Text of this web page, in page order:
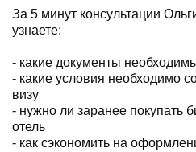
За 5 минут консультации
узнаете:
- какие документы
- какие условия необходимо
визу
- нужно ли заранее покупать
отель
- как сэкономить на